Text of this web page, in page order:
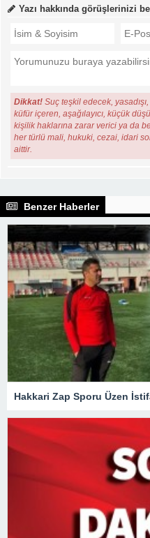
Yazı hakkında görüşlerinizi
Dikkat! Suç teşkil edecek,
küfür içeren, aşağılayıcı, küçük
kişilik haklarına zarar verici ya da
her türlü mali, hukuki, cezai, idari
aittir.
Benzer Haberler
Hakkari Zap Sporu Üzen